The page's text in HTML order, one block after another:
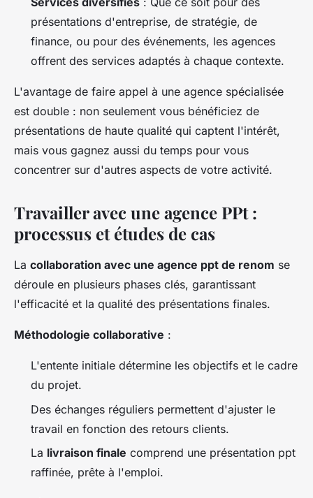
présentations d'entreprise, de stratégie, de
finance, ou pour des événements, les agences
offrent des services adaptés à chaque contexte.
L'avantage de faire appel à une agence spécialisée
est double : non seulement vous bénéficiez de
présentations de haute qualité qui captent l'intérêt,
mais vous gagnez aussi du temps pour vous
concentrer sur d'autres aspects de votre activité.
Travailler avec une agence PPt :
processus et études de cas
La collaboration avec une agence ppt de renom se
déroule en plusieurs phases clés, garantissant
l'efficacité et la qualité des présentations finales.
Méthodologie collaborative :
L'entente initiale détermine les objectifs et le cadre
du projet.
Des échanges réguliers permettent d'ajuster le
travail en fonction des retours clients.
La livraison finale comprend une présentation ppt
raffinée, prête à l'emploi.